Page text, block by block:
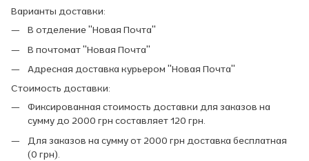
Варианты доставки:
В отделение "Новая Почта"
В почтомат "Новая Почта"
Адресная доставка курьером "Новая Почта"
Стоимость доставки:
Фиксированная стоимость доставки для заказов на
сумму до 2000 грн составляет 120 грн.
Для заказов на сумму от 2000 грн доставка бесплатная
(0 грн).